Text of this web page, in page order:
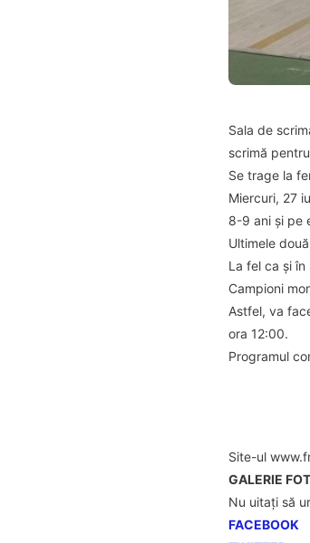
Sala de
scrimă
Se trage la
Miercuri, 27
8-9 ani și pe
Ultimele
La fel ca și
Campioni
Astfel, va
ora 12:00.
Programul
Site-ul
GALERIE
Nu uitați să
FACEBOOK